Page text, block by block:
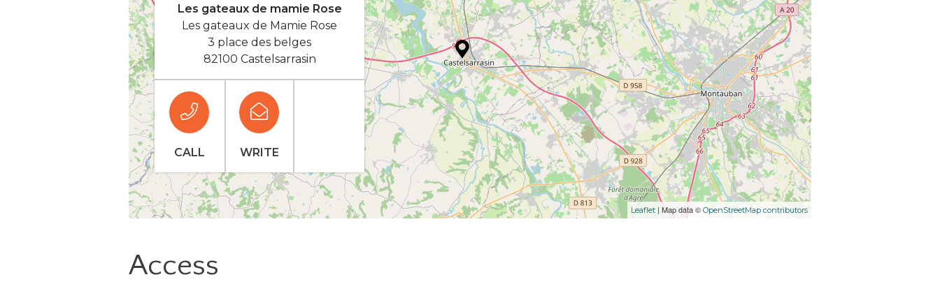
Leaflet | Map data © OpenStreetMap contributors
Les gateaux de mamie Rose
Les gateaux de Mamie Rose
3 place des belges
82100 Castelsarrasin
CALL WRITE
Access